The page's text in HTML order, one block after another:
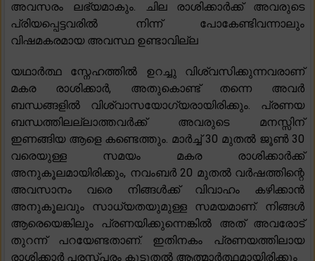
അവസരം ലഭ്യമാകും. ചില രാശിക്കാർക്ക് അവരുടെ
പ്രിയപ്പെട്ടവരിൽ നിന്ന് പോകേണ്ടിവന്നാലും
വിഷമകരമായ അവസ്ഥ ഉണ്ടാവില്ല
യഥാർത്ഥ സ്നേഹത്തിൽ ഉറച്ചു വിശ്വസിക്കുന്നവരാണ്
മകര രാശിക്കാർ, അതുകൊണ്ട് തന്നെ അവർ
ബന്ധങ്ങളിൽ വിശ്വാസയോഗ്യരായിരിക്കും. പ്രണയ
ബന്ധത്തിലല്ലാത്തവർക്ക് അവരുടെ മനസ്സിന്
ഇണങ്ങിയ ആളെ കണ്ടെത്തും. മാർച്ച് 30 മുതൽ ജൂൺ 30
വരെയുള്ള സമയം മകര രാശിക്കാർക്ക്
അനുകൂലമായിരിക്കും, നവംബർ 20 മുതൽ വർഷത്തിന്റെ
അവസാനം വരെ നിങ്ങൾക്ക് വിവാഹം കഴിക്കാൻ
അനുകൂലവും സാധ്യതയുമുള്ള സമയമാണ്. നിങ്ങൾ
ആരെയെങ്കിലും പ്രണയിക്കുന്നെങ്കിൽ അത് അവരോട്
തുറന്ന് പറയേണ്ടതാണ്. ഇതിനകം പ്രണയത്തിലായ
രാശിക്കാർ പരസ്പരം കൂടുതൽ ആത്മാർത്ഥമായിരിക്കും